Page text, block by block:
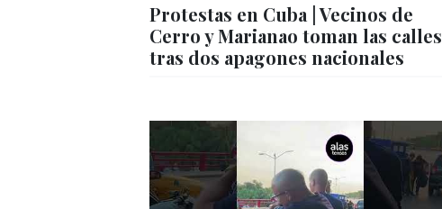
Protestas en Cuba | Vecinos de
Cerro y Marianao toman las calles
tras dos apagones nacionales